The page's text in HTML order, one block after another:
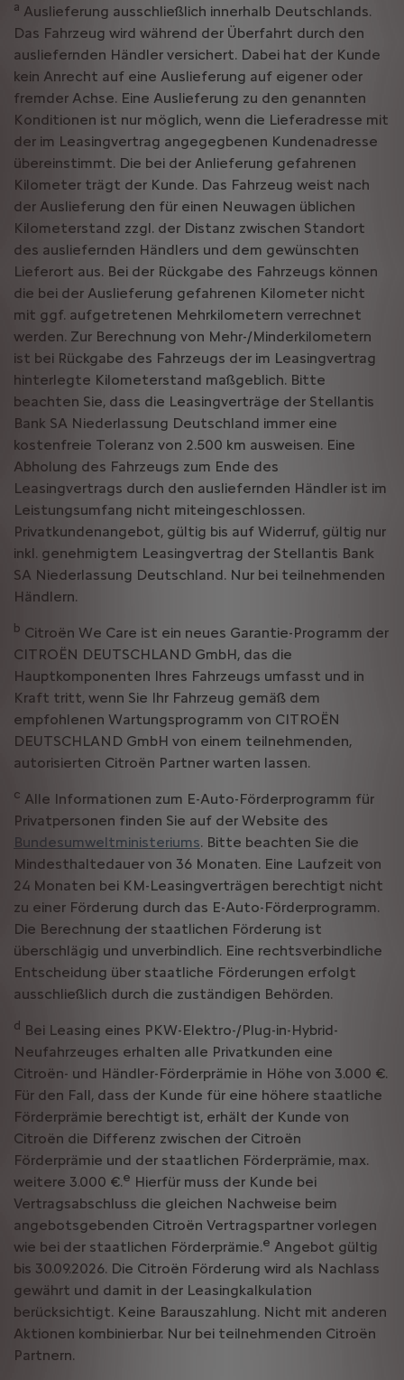
a Auslieferung ausschließlich innerhalb Deutschlands.
Das Fahrzeug wird während der Überfahrt durch den
ausliefernden Händler versichert. Dabei hat der Kunde
kein Anrecht auf eine Auslieferung auf eigener oder
fremder Achse. Eine Auslieferung zu den genannten
Konditionen ist nur möglich, wenn die Lieferadresse mit
der im Leasingvertrag angegegbenen Kundenadresse
übereinstimmt. Die bei der Anlieferung gefahrenen
Kilometer trägt der Kunde. Das Fahrzeug weist nach
der Auslieferung den für einen Neuwagen üblichen
Kilometerstand zzgl. der Distanz zwischen Standort
des ausliefernden Händlers und dem gewünschten
Lieferort aus. Bei der Rückgabe des Fahrzeugs können
die bei der Auslieferung gefahrenen Kilometer nicht
mit ggf. aufgetretenen Mehrkilometern verrechnet
werden. Zur Berechnung von Mehr-/Minderkilometern
ist bei Rückgabe des Fahrzeugs der im Leasingvertrag
hinterlegte Kilometerstand maßgeblich. Bitte
beachten Sie, dass die Leasingverträge der Stellantis
Bank SA Niederlassung Deutschland immer eine
kostenfreie Toleranz von 2.500 km ausweisen. Eine
Abholung des Fahrzeugs zum Ende des
Leasingvertrags durch den ausliefernden Händler ist im
Leistungsumfang nicht miteingeschlossen.
Privatkundenangebot, gültig bis auf Widerruf, gültig nur
inkl. genehmigtem Leasingvertrag der Stellantis Bank
SA Niederlassung Deutschland. Nur bei teilnehmenden
Händlern.
b Citroën We Care ist ein neues Garantie-Programm der
CITROËN DEUTSCHLAND GmbH, das die
Hauptkomponenten Ihres Fahrzeugs umfasst und in
Kraft tritt, wenn Sie Ihr Fahrzeug gemäß dem
empfohlenen Wartungsprogramm von CITROËN
DEUTSCHLAND GmbH von einem teilnehmenden,
autorisierten Citroën Partner warten lassen.
c Alle Informationen zum E-Auto-Förderprogramm für
Privatpersonen finden Sie auf der Website des
Bundesumweltministeriums. Bitte beachten Sie die
Mindesthaltedauer von 36 Monaten. Eine Laufzeit von
24 Monaten bei KM-Leasingverträgen berechtigt nicht
zu einer Förderung durch das E-Auto-Förderprogramm.
Die Berechnung der staatlichen Förderung ist
überschlägig und unverbindlich. Eine rechtsverbindliche
Entscheidung über staatliche Förderungen erfolgt
ausschließlich durch die zuständigen Behörden.
d Bei Leasing eines PKW-Elektro-/Plug-in-Hybrid-
Neufahrzeuges erhalten alle Privatkunden eine
Citroën- und Händler-Förderprämie in Höhe von 3.000 €.
Für den Fall, dass der Kunde für eine höhere staatliche
Förderprämie berechtigt ist, erhält der Kunde von
Citroën die Differenz zwischen der Citroën
Förderprämie und der staatlichen Förderprämie, max.
weitere 3.000 €.e Hierfür muss der Kunde bei
Vertragsabschluss die gleichen Nachweise beim
angebotsgebenden Citroën Vertragspartner vorlegen
wie bei der staatlichen Förderprämie.e Angebot gültig
bis 30.09.2026. Die Citroën Förderung wird als Nachlass
gewährt und damit in der Leasingkalkulation
berücksichtigt. Keine Barauszahlung. Nicht mit anderen
Aktionen kombinierbar. Nur bei teilnehmenden Citroën
Partnern.